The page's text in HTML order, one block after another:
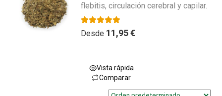
flebitis, circulación cerebral y capilar.
Valorado con4.00de 5
Desde 11,95€
Vista rápida
Comparar
Este